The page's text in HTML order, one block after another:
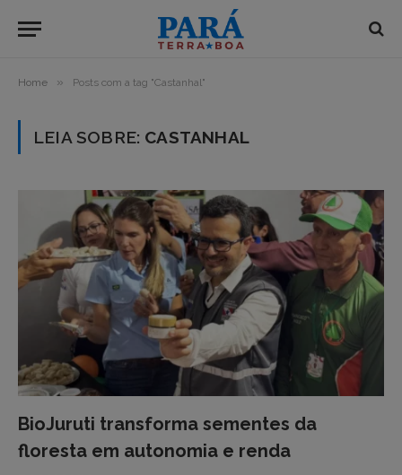
Home » Posts com a tag "Castanhal"
LEIA SOBRE: CASTANHAL
BioJuruti transforma sementes da
floresta em autonomia e renda